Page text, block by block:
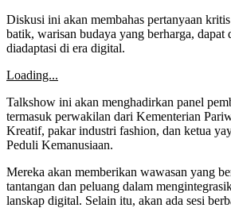
Diskusi ini akan membahas pertanyaan
batik, warisan budaya yang berharga, dapat
diadaptasi di era digital.
Loading...
Talkshow ini akan menghadirkan panel
termasuk perwakilan dari Kementerian
Kreatif, pakar industri fashion, dan ketua
Peduli Kemanusiaan.
Mereka akan memberikan wawasan yang
tantangan dan peluang dalam
lanskap digital. Selain itu, akan ada sesi